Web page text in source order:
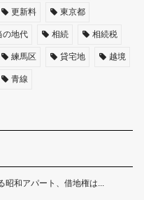
更新料 東京都
の地代 相続 相続税
練馬区 貸宅地 越境
青線
昭和アパート、借地権は...